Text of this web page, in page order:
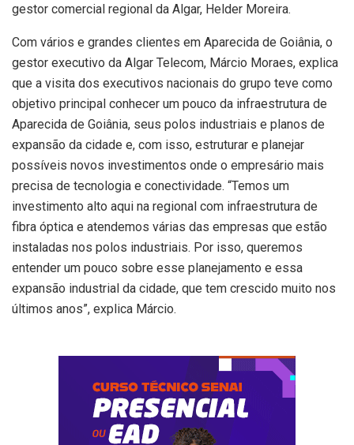
gestor comercial regional da Algar, Helder Moreira.
Com vários e grandes clientes em Aparecida de Goiânia, o
gestor executivo da Algar Telecom, Márcio Moraes, explica
que a visita dos executivos nacionais do grupo teve como
objetivo principal conhecer um pouco da infraestrutura de
Aparecida de Goiânia, seus polos industriais e planos de
expansão da cidade e, com isso, estruturar e planejar
possíveis novos investimentos onde o empresário mais
precisa de tecnologia e conectividade. “Temos um
investimento alto aqui na regional com infraestrutura de
fibra óptica e atendemos várias das empresas que estão
instaladas nos polos industriais. Por isso, queremos
entender um pouco sobre esse planejamento e essa
expansão industrial da cidade, que tem crescido muito nos
últimos anos”, explica Márcio.